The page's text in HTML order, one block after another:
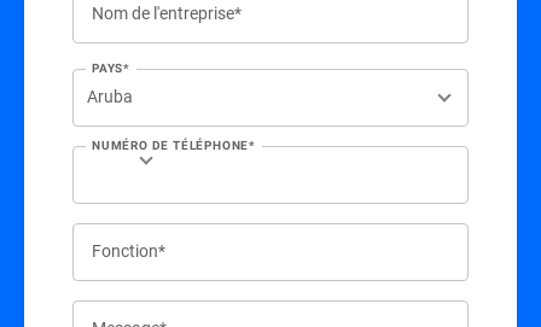
Nom de l'entreprise*
PAYS*
NUMÉRO DE TÉLÉPHONE*
Fonction*